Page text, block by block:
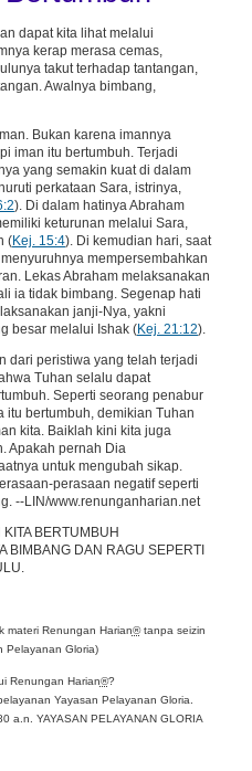
dapat kita lihat melalui
kerap merasa cemas,
takut terhadap tantangan,
Awalnya bimbang,
Bukan karena imannya
iman itu bertumbuh. Terjadi
yang semakin kuat di dalam
perkataan Sara, istrinya,
). Di dalam hatinya Abraham
keturunan melalui Sara,
(Kej. 15:4). Di kemudian hari, saat
mempersembahkan
Lekas Abraham melaksanakan
ia tidak bimbang. Segenap hati
janji-Nya, yakni
besar melalui Ishak (Kej. 21:12).
dari peristiwa yang telah terjadi
Tuhan selalu dapat
Seperti seorang penabur
bertumbuh, demikian Tuhan
kita. Baiklah kini kita juga
Apakah pernah Dia
untuk mengubah sikap.
perasaan negatif seperti
--LIN/www.renunganharian.net
BERTUMBUH
BIMBANG DAN RAGU SEPERTI
materi Renungan Harian®tanpa seizin
Pelayanan Gloria)
Renungan Harian®?
Yayasan Pelayanan Gloria.
a.n. YAYASAN PELAYANAN GLORIA